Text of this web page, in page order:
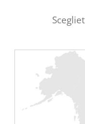
1995, l’eco ha
di Internet,
interessi dei suoi
comitati
l’affidabilità e il
digitale, la
dell’informazione
all’etica.
//